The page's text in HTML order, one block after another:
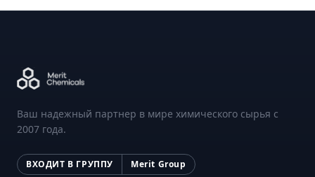
Ваш надежный партнер в мире химического сырья с
2007 года.
ВХОДИТ В ГРУППУ Merit Group